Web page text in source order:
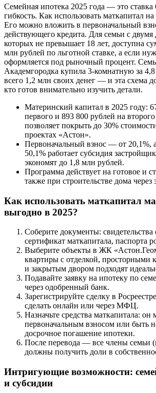
Семейная ипотека 2025 года — это
гибкость. Как использовать маткапитал
Его можно вложить в первоначальный
действующего кредита. Для семьи с двумя
которых не превышает 18 лет, доступна
млн рублей по льготной ставке, а если
оформляется под рыночный процент.
Академгородка купила 3-комнатную за
всего 1,2 млн своих денег — и эта схема
кто готов внимательно изучить детали.
Материнский капитал в 2025 году:
первого и 893 800 рублей на
позволяет покрыть до 30%
проектах «Астон».
Первоначальный взнос — от 20,1%,
50,1% работает субсидия
экономят до 1,8 млн рублей.
Программа действует на готовое и
также при строительстве дома через
Как использовать маткапитал
выгодно в 2025?
Соберите документы:
сертификат маткапитала, паспорта
Выберите объекты в ЖК
квартиры с отделкой, просторными
и закрытым двором подходят
Подавайте заявку на ипотеку по
через одобренный банк.
Зарегистрируйте сделку в
сделать онлайн или через МФЦ.
Назначьте средства маткапитала: он
первоначальным взносом или быть
досрочное погашение ипотеки.
После перевода — все члены семьи
должны получить доли в
Интригующие возможности:
и субсидии